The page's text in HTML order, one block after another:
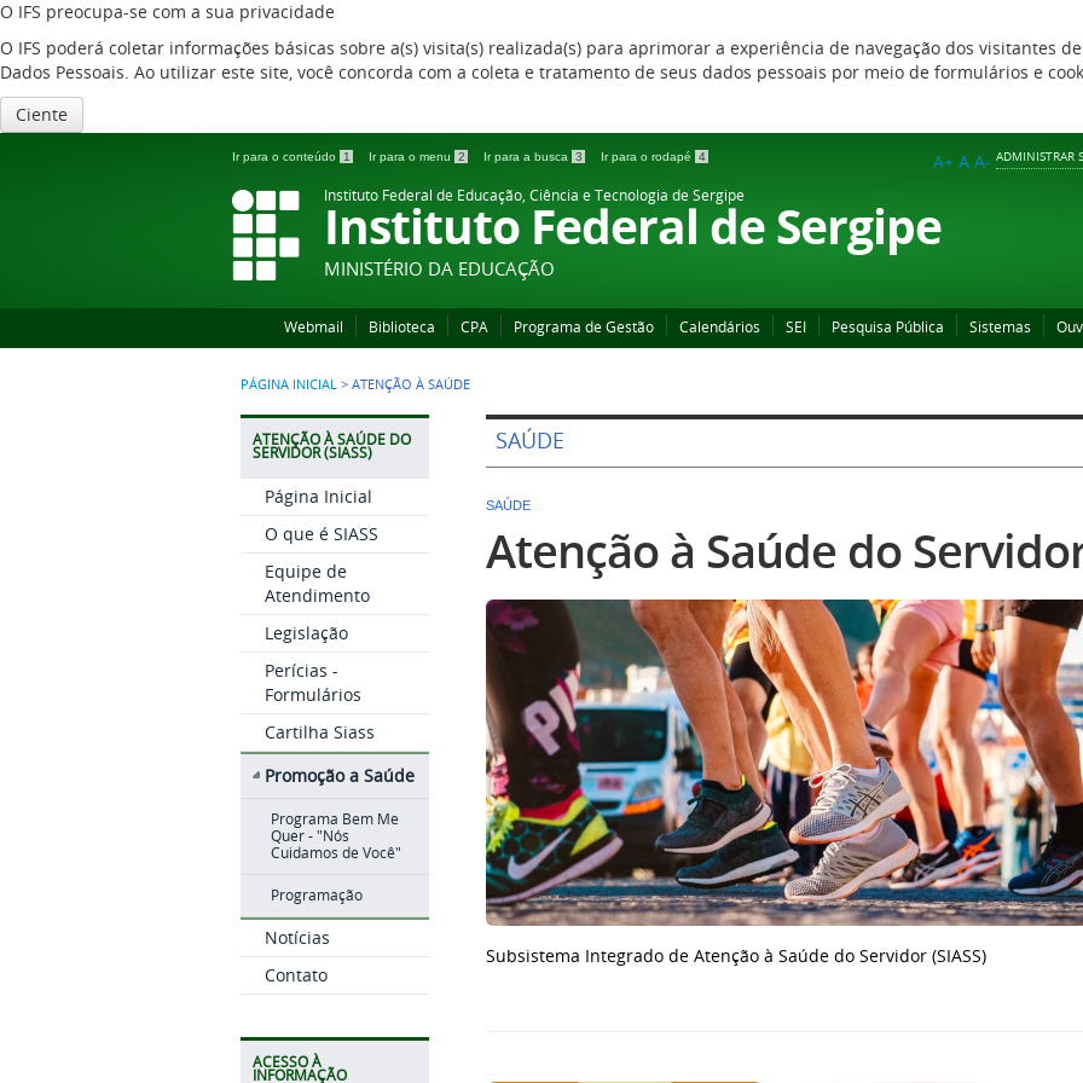
O IFS preocupa-se com a sua privacidade
O IFS poderá coletar informações básicas sobre a(s) visita(s) realizada(s) para aprimorar a experiência de navegação dos visitantes
Dados Pessoais. Ao utilizar este site, você concorda com a coleta e tratamento de seus dados pessoais por meio de formulários e
Ciente
Ir para o conteúdo 1 Ir para o menu 2 Ir para a busca 3 Ir para o rodapé 4 ADMINISTRAR
A+ A A-
Instituto Federal de Educação, Ciência e Tecnologia de Sergipe
Instituto Federal de Sergipe
MINISTÉRIO DA EDUCAÇÃO
Webmail Biblioteca CPA Programa de Gestão Calendários SEI Pesquisa Pública Sistemas
PÁGINA INICIAL > ATENÇÃO À SAÚDE
ATENÇÃO À SAÚDE DO
SERVIDOR (SIASS)
Página Inicial
O que é SIASS
Equipe de
Atendimento
Legislação
Perícias -
Formulários
Cartilha Siass
Promoção a Saúde
Programa Bem Me
Quer - "Nós
Cuidamos de Você"
Programação
Notícias
Contato
ACESSO À
INFORMAÇÃO
SAÚDE
SAÚDE
Atenção à Saúde do
Subsistema Integrado de Atenção à Saúde do Servidor (SIASS)